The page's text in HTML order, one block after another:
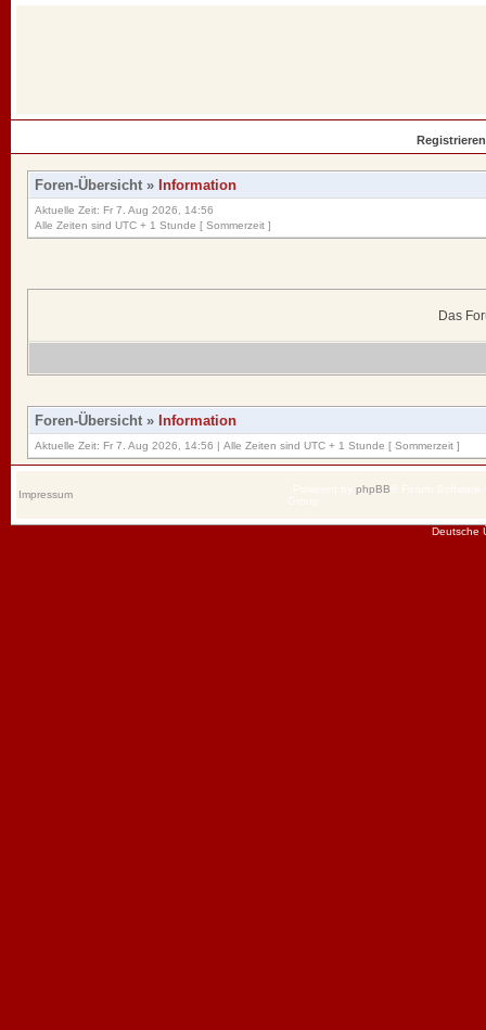
Registrieren
Foren-Übersicht » Information
Aktuelle Zeit: Fr 7. Aug 2026, 14:56
Alle Zeiten sind UTC + 1 Stunde [ Sommerzeit ]
Das
Foren-Übersicht » Information
Aktuelle Zeit: Fr 7. Aug 2026, 14:56 | Alle Zeiten sind UTC + 1 Stunde [ Sommerzeit ]
Impressum phpBB
Deutsche